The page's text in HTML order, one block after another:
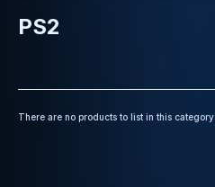
PS2
There are no products to list in this category.